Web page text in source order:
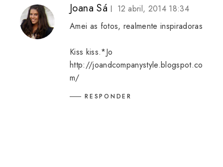
Joana Sá
12 abril, 2014 18:34
Amei as fotos, realmente inspiradoras
Kiss kiss.*Jo
http://joandcompanystyle.blogspot.co
m/
RESPONDER